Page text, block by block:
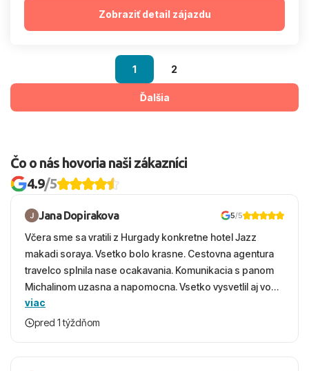
Zobraziť detail zájazdu
1 2
Ďalšia
Čo o nás hovoria naši zákazníci
4.9/5
Jana Dopirakova 5/5
Včera sme sa vratili z Hurgady konkretne hotel Jazz
makadi soraya. Vsetko bolo krasne. Cestovna agentura
travelco splnila nase ocakavania. Komunikacia s panom
Michalinom uzasna a napomocna. Vsetko vysvetlil aj vo
vecernych hodinach zaco sa ospravedlnujem. Hotel
krasny, cisty. Sluzby top. Strava, prostredie, more,
viac
pred 1 týždňom